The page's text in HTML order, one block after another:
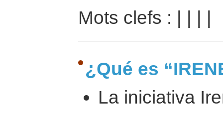
Mots clefs :
¿Qué es
La iniciativa